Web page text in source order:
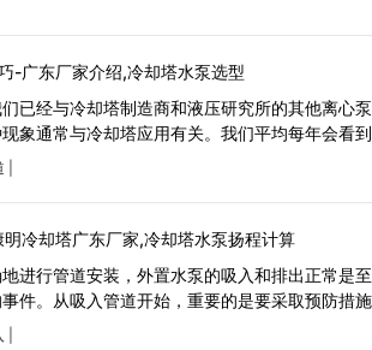
-广东厂家介绍,冷却塔水泵选型
已经与冷却塔制造商和液压研究所的其他离心
象通常与冷却塔应用有关。我们平均每年会看
冷却塔广东厂家,冷却塔水泵扬程计算
进行管道安装，外置水泵的吸入和排出正常是
件。从吸入管道开始，重要的是要采取预防措